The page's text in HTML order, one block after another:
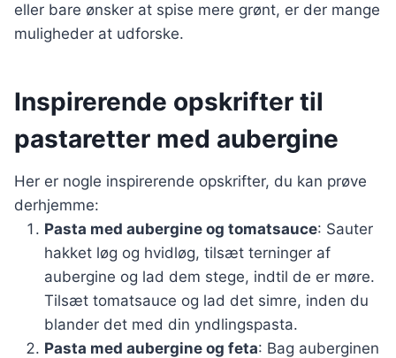
eller bare ønsker at spise mere grønt, er der mange
muligheder at udforske.
Inspirerende opskrifter til
pastaretter med aubergine
Her er nogle inspirerende opskrifter, du kan prøve
derhjemme:
Pasta med aubergine og tomatsauce: Sauter
hakket løg og hvidløg, tilsæt terninger af
aubergine og lad dem stege, indtil de er møre.
Tilsæt tomatsauce og lad det simre, inden du
blander det med din yndlingspasta.
Pasta med aubergine og feta: Bag auberginen